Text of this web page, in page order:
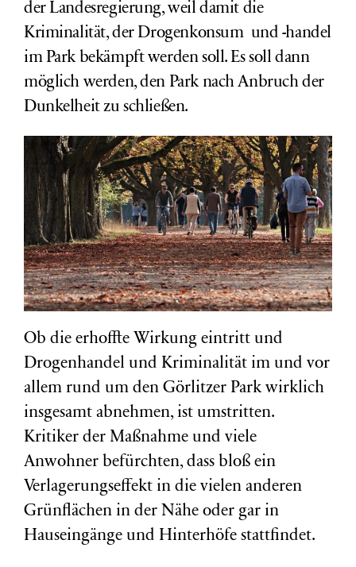
der Landesregierung, weil damit die
Kriminalität, der Drogenkonsum und -handel
im Park bekämpft werden soll. Es soll dann
möglich werden, den Park nach Anbruch der
Dunkelheit zu schließen.
Ob die erhoffte Wirkung eintritt und
Drogenhandel und Kriminalität im und vor
allem rund um den Görlitzer Park wirklich
insgesamt abnehmen, ist umstritten.
Kritiker der Maßnahme und viele
Anwohner befürchten, dass bloß ein
Verlagerungseffekt in die vielen anderen
Grünflächen in der Nähe oder gar in
Hauseingänge und Hinterhöfe stattfindet.